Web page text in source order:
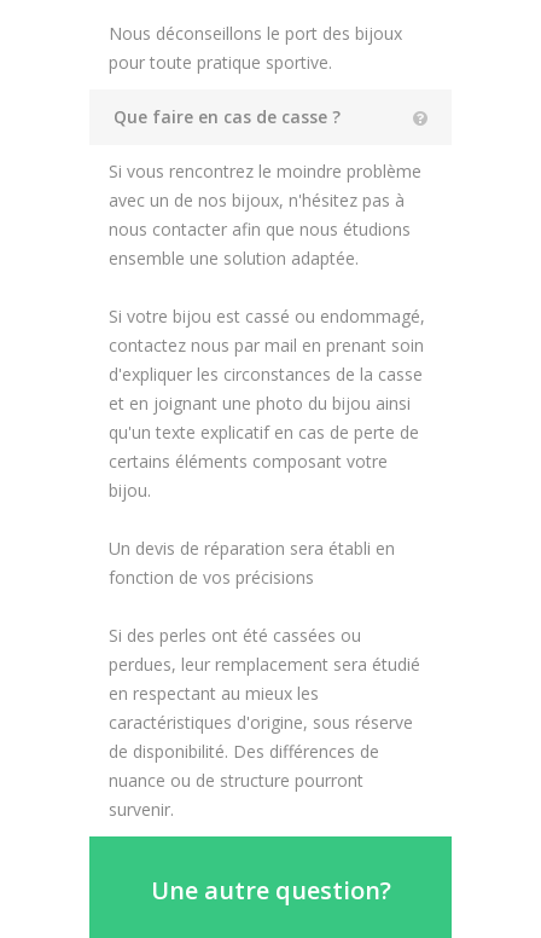
Nous déconseillons le port des bijoux
pour toute pratique sportive.
Que faire en cas de casse ?
Si vous rencontrez le moindre problème
avec un de nos bijoux, n'hésitez pas à
nous contacter afin que nous étudions
ensemble une solution adaptée.
Si votre bijou est cassé ou endommagé,
contactez nous par mail en prenant soin
d'expliquer les circonstances de la casse
et en joignant une photo du bijou ainsi
qu'un texte explicatif en cas de perte de
certains éléments composant votre
bijou.
Un devis de réparation sera établi en
fonction de vos précisions
Si des perles ont été cassées ou
perdues, leur remplacement sera étudié
en respectant au mieux les
caractéristiques d'origine, sous réserve
de disponibilité. Des différences de
nuance ou de structure pourront
survenir.
Une autre question?